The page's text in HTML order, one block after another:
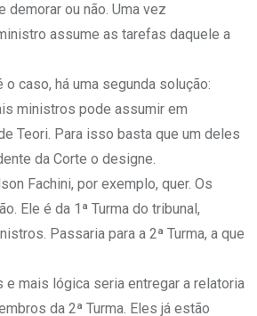
demorar ou não. Uma vez
assume as tarefas daquele a
caso, há uma segunda solução:
ministros pode assumir em
Teori. Para isso basta que um deles
da Corte o designe.
Fachini, por exemplo, quer. Os
Ele é da 1ª Turma do tribunal,
Passaria para a 2ª Turma, a que
mais lógica seria entregar a relatoria
da 2ª Turma. Eles já estão